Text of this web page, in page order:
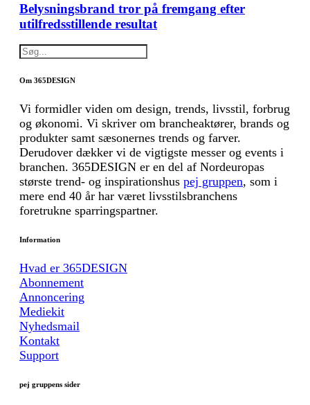
Belysningsbrand tror på fremgang efter
utilfredsstillende resultat
Om 365DESIGN
Vi formidler viden om design, trends, livsstil, forbrug
og økonomi. Vi skriver om brancheaktører, brands og
produkter samt sæsonernes trends og farver.
Derudover dækker vi de vigtigste messer og events i
branchen. 365DESIGN er en del af Nordeuropas
største trend- og inspirationshus pej gruppen, som i
mere end 40 år har været livsstilsbranchens
foretrukne sparringspartner.
Information
Hvad er 365DESIGN
Abonnement
Annoncering
Mediekit
Nyhedsmail
Kontakt
Support
pej gruppens sider